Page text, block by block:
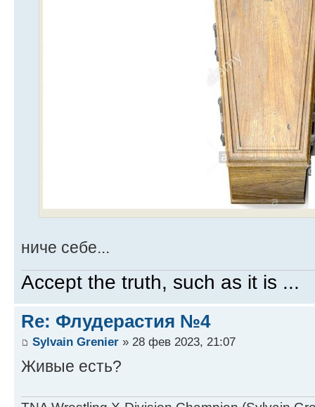
ниче себе...
Accept the truth, such as it is ...
Re: Флудерастия №4
Sylvain Grenier » 28 фев 2023, 21:07
Живые есть?